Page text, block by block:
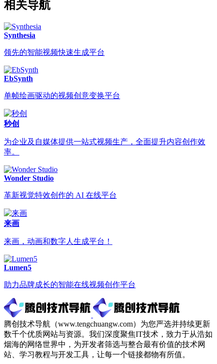
相关导航
Synthesia
领先的智能视频快速生成平台
EbSynth
单帧绘画驱动的视频创意变换平台
秒创
为企业及自媒体提供一站式视频生产，全面提升内容创作效
率。
Wonder Studio
革新视觉特效创作的 AI 在线平台
来画
来画，动画和数字人生成平台！
Lumen5
助力品牌成长的智能在线视频创作平台
腾创技术导航（www.tengchuangw.com）为您严选并持续更新
数千个优质网站与资源。我们深度聚焦IT技术，致力于从浩如
烟海的网络世界中，为开发者筛选与整合最有价值的技术网
站、学习教程与开发工具，让每一个链接都物有所值。